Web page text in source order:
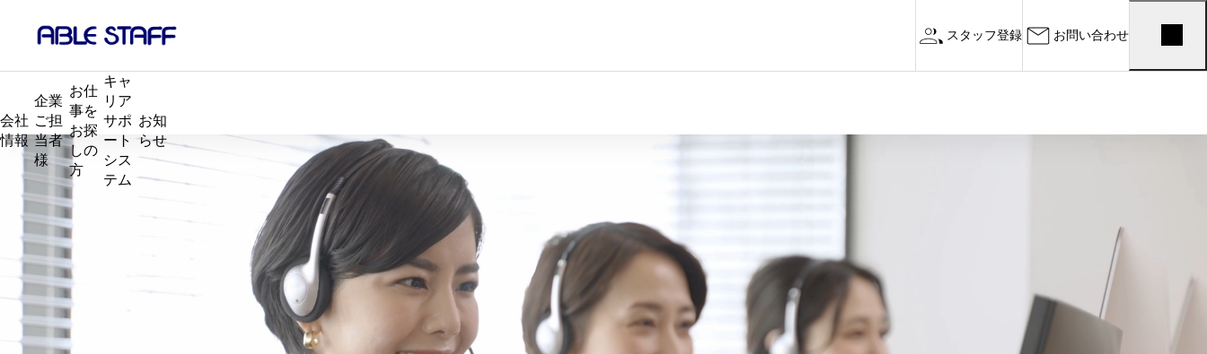
スタッフ登録 お問い合わせ
会社
情報
企業
ご担
当者
様
お仕
事を
お探
しの
方
キャ
リア
サポ
ート
シス
テム
お知
らせ
タイトルタイトル タイトル